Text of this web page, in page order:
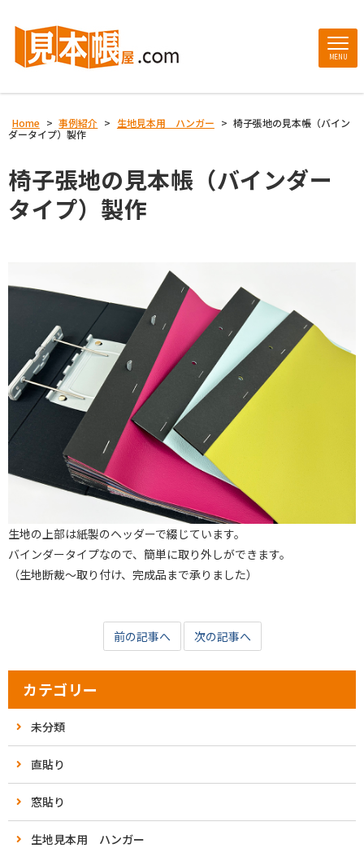
MENU
Home > 事例紹介 > 生地見本用 ハンガー > 椅子張地の見本帳（バイン
ダータイプ）製作
椅子張地の見本帳（バインダー
タイプ）製作
生地の上部は紙製のヘッダーで綴じています。
バインダータイプなので、簡単に取り外しができます。
（生地断裁〜取り付け、完成品まで承りました）
前の記事へ 次の記事へ
カテゴリー
未分類
直貼り
窓貼り
生地見本用 ハンガー